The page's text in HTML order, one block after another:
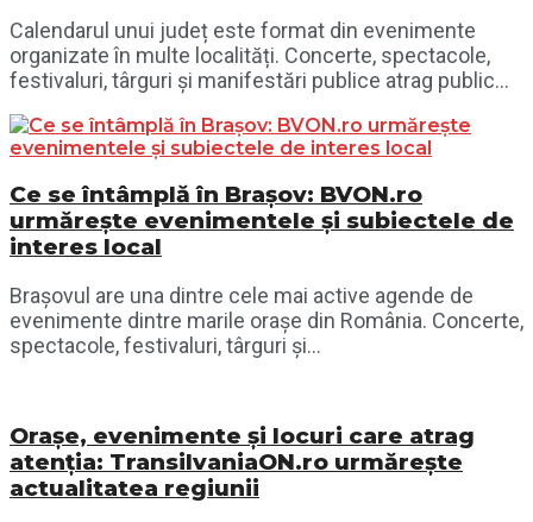
Calendarul unui județ este format din evenimente
organizate în multe localități. Concerte, spectacole,
festivaluri, târguri și manifestări publice atrag public...
Ce se întâmplă în Brașov: BVON.ro
urmărește evenimentele și subiectele de
interes local
Brașovul are una dintre cele mai active agende de
evenimente dintre marile orașe din România. Concerte,
spectacole, festivaluri, târguri și...
Orașe, evenimente și locuri care atrag
atenția: TransilvaniaON.ro urmărește
actualitatea regiunii